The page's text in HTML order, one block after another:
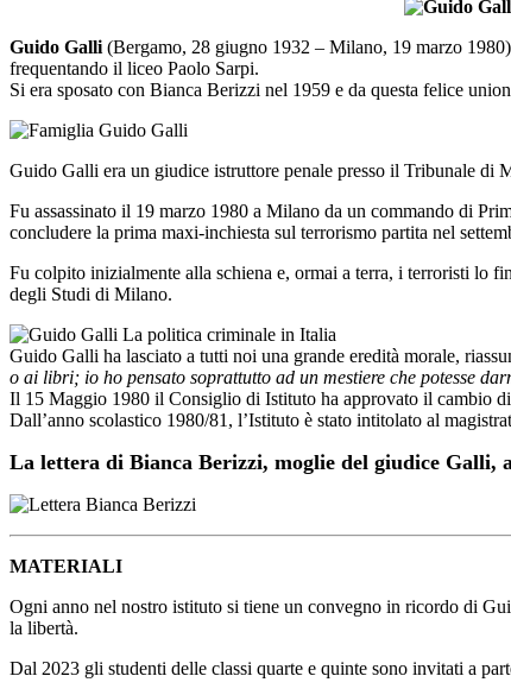
Guido Galli (Bergamo, 28 giugno 1932 – Milano, 19 marzo
frequentando il liceo Paolo Sarpi.
Si era sposato con Bianca Berizzi nel 1959 e da questa felice
Guido Galli era un giudice istruttore penale presso il Tribunale di
Fu assassinato il 19 marzo 1980 a Milano da un commando di
concludere la prima maxi-inchiesta sul terrorismo partita nel
Fu colpito inizialmente alla schiena e, ormai a terra, i terroristi lo
degli Studi di Milano.
Guido Galli ha lasciato a tutti noi una grande eredità morale,
o ai libri; io ho pensato soprattutto ad un mestiere che potesse
Il 15 Maggio 1980 il Consiglio di Istituto ha approvato il cambio
Dall’anno scolastico 1980/81, l’Istituto è stato intitolato al
La lettera di Bianca Berizzi, moglie del giudice Galli,
MATERIALI
Ogni anno nel nostro istituto si tiene un convegno in ricordo di
la libertà.
Dal 2023 gli studenti delle classi quarte e quinte sono invitati a